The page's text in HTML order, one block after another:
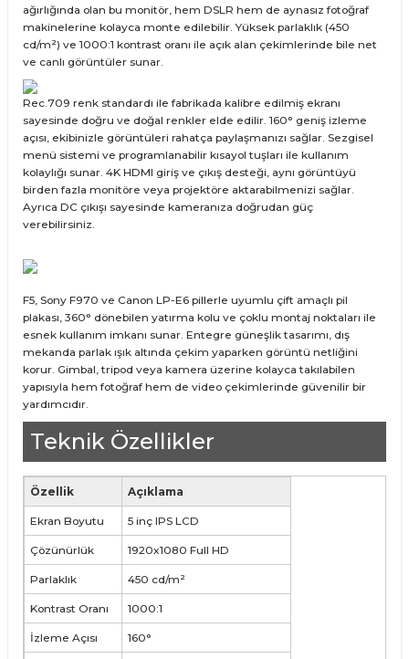
ağırlığında olan bu monitör, hem DSLR hem de aynasız fotoğraf
makinelerine kolayca monte edilebilir. Yüksek parlaklık (450
cd/m²) ve 1000:1 kontrast oranı ile açık alan çekimlerinde bile net
ve canlı görüntüler sunar.
Rec.709 renk standardı ile fabrikada kalibre edilmiş ekranı
sayesinde doğru ve doğal renkler elde edilir. 160° geniş izleme
açısı, ekibinizle görüntüleri rahatça paylaşmanızı sağlar. Sezgisel
menü sistemi ve programlanabilir kısayol tuşları ile kullanım
kolaylığı sunar. 4K HDMI giriş ve çıkış desteği, aynı görüntüyü
birden fazla monitöre veya projektöre aktarabilmenizi sağlar.
Ayrıca DC çıkışı sayesinde kameranıza doğrudan güç
verebilirsiniz.
F5, Sony F970 ve Canon LP-E6 pillerle uyumlu çift amaçlı pil
plakası, 360° dönebilen yatırma kolu ve çoklu montaj noktaları ile
esnek kullanım imkanı sunar. Entegre güneşlik tasarımı, dış
mekanda parlak ışık altında çekim yaparken görüntü netliğini
korur. Gimbal, tripod veya kamera üzerine kolayca takılabilen
yapısıyla hem fotoğraf hem de video çekimlerinde güvenilir bir
yardımcıdır.
Teknik Özellikler
Özellik Açıklama
Ekran Boyutu 5 inç IPS LCD
Çözünürlük 1920x1080 Full HD
Parlaklık 450 cd/m²
Kontrast Oranı 1000:1
İzleme Açısı 160°